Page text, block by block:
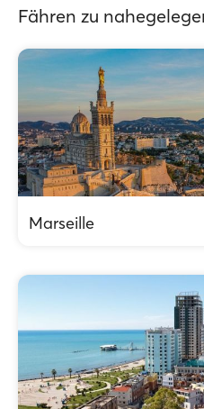
Fähren zu
Marseille